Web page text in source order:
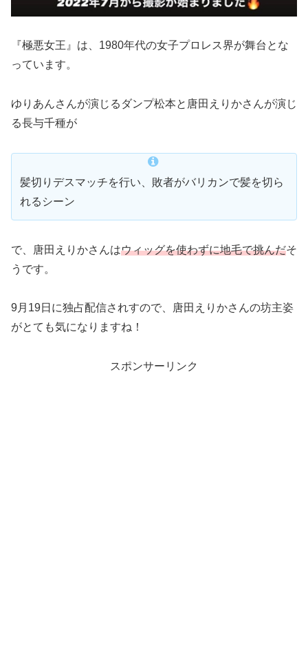
『極悪女王』は、1980年代の女子プロレス界が舞台とな
っています。
ゆりあんさんが演じるダンプ松本と唐田えりかさんが演じ
る長与千種が
髪切りデスマッチを行い、敗者がバリカンで髪を切ら
れるシーン
で、唐田えりかさんはウィッグを使わずに地毛で挑んだそ
うです。
9月19日に独占配信されすので、唐田えりかさんの坊主姿
がとても気になりますね！
スポンサーリンク